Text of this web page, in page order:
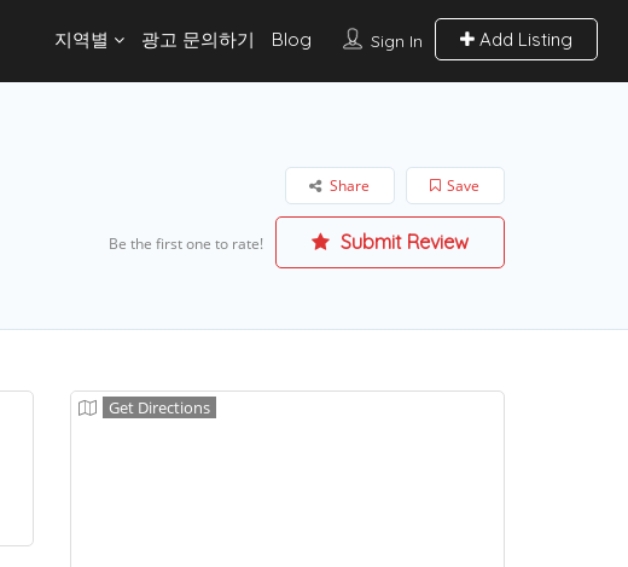
Sign In Add Listing
지역별 광고 문의하기 Blog
Save
Share
Be the first one to rate! Submit Review
Get Directions